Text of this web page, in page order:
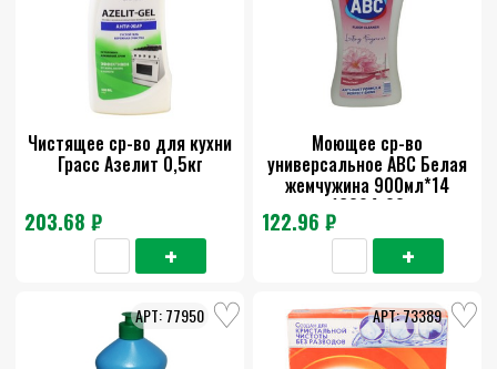
Чистящее ср-во для кухни
Грасс Азелит 0,5кг
203.68 ₽
Моющее ср-во
универсальное АВС Белая
жемчужина 900мл*14
16294-08
122.96 ₽
77950 73389